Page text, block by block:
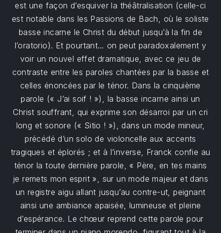
est une façon d’esquiver la théâtralisation (celle-ci
est notable dans les Passions de Bach, où le soliste
basse incarne le Christ du début jusqu’à la fin de
l’oratorio). Et pourtant… on peut paradoxalement y
voir un nouvel effet dramatique, avec ce jeu de
contraste entre les paroles chantées par la basse et
celles énoncées par le ténor. Dans la cinquième
parole (« J’ai soif ! »), la basse incarne ainsi un
Christ souffrant, qui exprime son désarroi par un cri
long et sonore (« Sitio ! »), dans un mode mineur,
précédé d’un solo de violoncelle aux accents
tragiques et éplorés ; et à l’inverse, Franck confie au
ténor la toute dernière parole, « Père, en tes mains
je remets mon esprit », sur un mode majeur et dans
un registre aigu allant jusqu’au contre-ut, peignant
ainsi une ambiance apaisée, lumineuse et pleine
d’espérance. Le chœur reprend cette parole pour